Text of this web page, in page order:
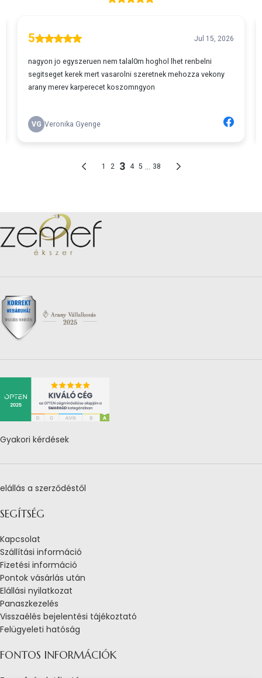
Gyakori kérdések
elállás a szerződéstől
SEGÍTSÉG
Kapcsolat
Szállítási információ
Fizetési információ
Pontok vásárlás után
Elállási nyilatkozat
Panaszkezelés
Visszaélés bejelentési tájékoztató
Felügyeleti hatóság
FONTOS INFORMÁCIÓK